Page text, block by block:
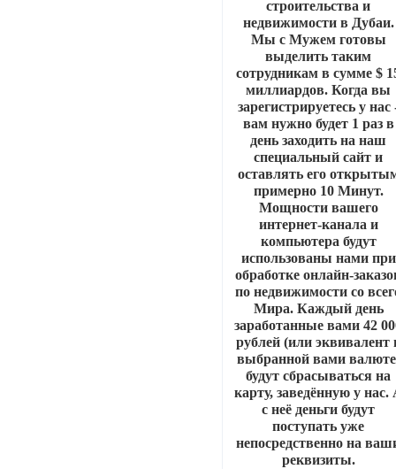
строительства и
недвижимости в Дубаи.
Мы с Мужем готовы
выделить таким
сотрудникам в сумме $
миллиардов. Когда вы
зарегистрируетесь у нас
вам нужно будет 1 раз в
день заходить на наш
специальный сайт и
оставлять его
примерно 10 Минут.
Мощности вашего
интернет-канала и
компьютера будут
использованы нами при
обработке онлайн-
по недвижимости со
Мира. Каждый день
заработанные вами 42
рублей (или эквивалент
выбранной вами
будут сбрасываться на
карту, заведённую у нас.
с неё деньги будут
поступать уже
непосредственно на
реквизиты.